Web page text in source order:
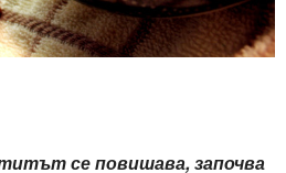
се повишава, започва